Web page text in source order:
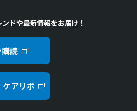
ドや最新情報をお届け！
読
ケアリポ